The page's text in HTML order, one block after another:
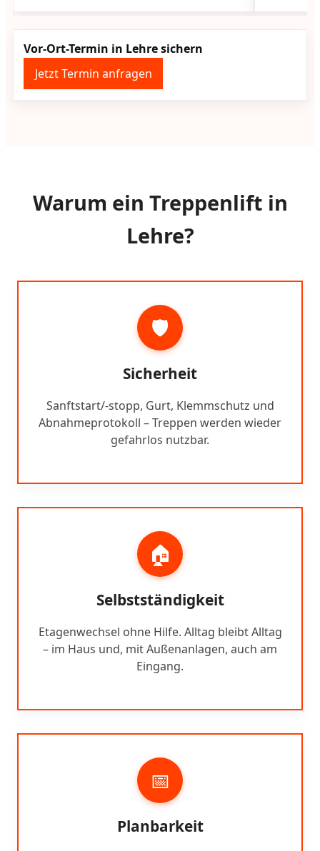
Vor-Ort-Termin in Lehre sichern
Jetzt Termin anfragen
Warum ein Treppenlift in
Lehre?
🛡️
Sicherheit
Sanftstart/-stopp, Gurt, Klemmschutz und
Abnahmeprotokoll – Treppen werden wieder
gefahrlos nutzbar.
🏠
Selbstständigkeit
Etagenwechsel ohne Hilfe. Alltag bleibt Alltag
– im Haus und, mit Außenanlagen, auch am
Eingang.
📅
Planbarkeit